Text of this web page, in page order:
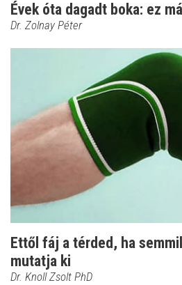
Évek óta dagadt boka: ez
Dr. Zolnay Péter
Ettől fáj a térded, ha
mutatja ki
Dr. Knoll Zsolt PhD